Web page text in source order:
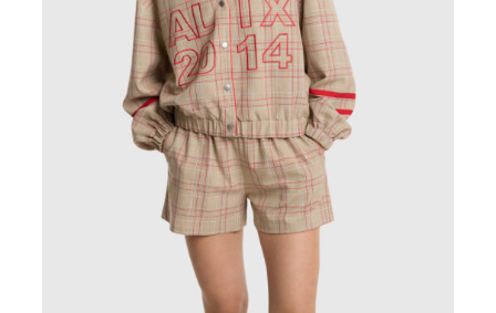
SUMMER SALE